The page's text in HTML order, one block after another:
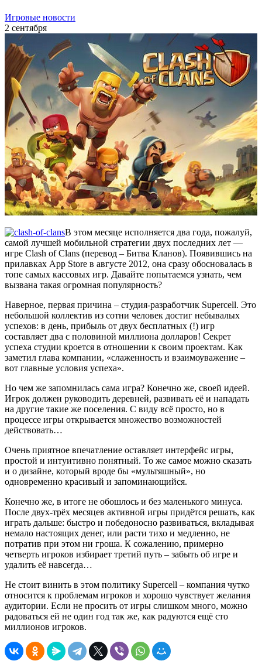
Игровые новости
2 сентября
В этом месяце исполняется два года, пожалуй,
самой лучшей мобильной стратегии двух последних лет —
игре Clash of Clans (перевод – Битва Кланов). Появившись на
прилавках App Store в августе 2012, она сразу обосновалась в
топе самых кассовых игр. Давайте попытаемся узнать, чем
вызвана такая огромная популярность?
Наверное, первая причина – студия-разработчик Supercell. Это
небольшой коллектив из сотни человек достиг небывалых
успехов: в день, прибыль от двух бесплатных (!) игр
составляет два с половиной миллиона долларов! Секрет
успеха студии кроется в отношении к своим проектам. Как
заметил глава компании, «слаженность и взаимоуважение –
вот главные условия успеха».
Но чем же запомнилась сама игра? Конечно же, своей идеей.
Игрок должен руководить деревней, развивать её и нападать
на другие такие же поселения. С виду всё просто, но в
процессе игры открывается множество возможностей
действовать…
Очень приятное впечатление оставляет интерфейс игры,
простой и интуитивно понятный. То же самое можно сказать
и о дизайне, который вроде бы «мультяшный», но
одновременно красивый и запоминающийся.
Конечно же, в итоге не обошлось и без маленького минуса.
После двух-трёх месяцев активной игры придётся решать, как
играть дальше: быстро и победоносно развиваться, вкладывая
немало настоящих денег, или расти тихо и медленно, не
потратив при этом ни гроша. К сожалению, примерно
четверть игроков избирает третий путь – забыть об игре и
удалить её навсегда…
Не стоит винить в этом политику Supercell – компания чутко
относится к проблемам игроков и хорошо чувствует желания
аудитории. Если не просить от игры слишком много, можно
радоваться ей не один год так же, как радуются ещё сто
миллионов игроков.